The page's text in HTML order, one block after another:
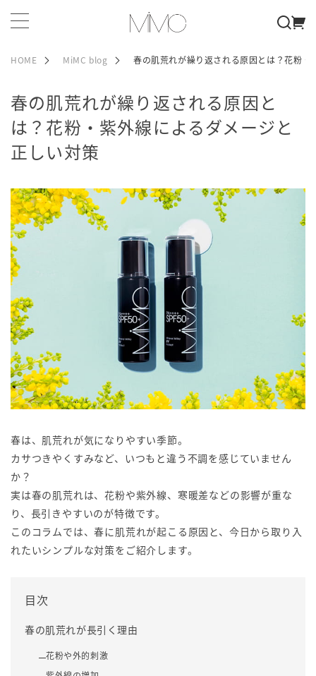
HOME MiMC blog 春の肌荒れが繰り返される原因とは？花粉
春の肌荒れが繰り返される原因と
は？花粉・紫外線によるダメージと
正しい対策
春は、肌荒れが気になりやすい季節。
カサつきやくすみなど、いつもと違う不調を感じていません
か？
実は春の肌荒れは、花粉や紫外線、寒暖差などの影響が重な
り、長引きやすいのが特徴です。
このコラムでは、春に肌荒れが起こる原因と、今日から取り入
れたいシンプルな対策をご紹介します。
目次
春の肌荒れが長引く理由
花粉や外的刺激